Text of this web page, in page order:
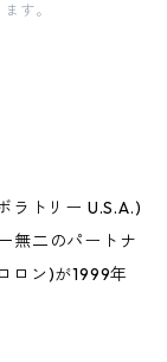
す。
ラトリー U.S.A.)
無二のパートナ
ロン)が1999年